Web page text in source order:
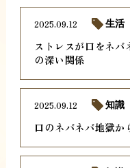
ストレスが口をネ
の深い関係
2025.09.12 生活
口のネバネバ地獄か
2025.09.12 知識